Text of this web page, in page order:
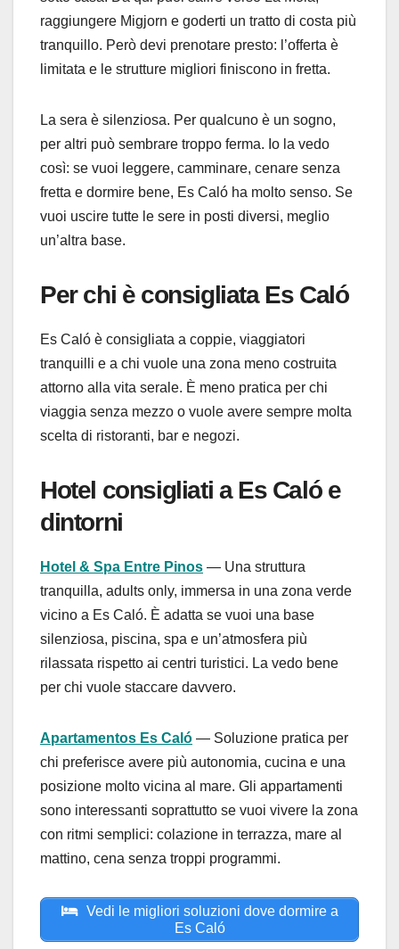
raggiungere Migjorn e goderti un tratto di costa più
tranquillo. Però devi prenotare presto: l’offerta è
limitata e le strutture migliori finiscono in fretta.
La sera è silenziosa. Per qualcuno è un sogno,
per altri può sembrare troppo ferma. Io la vedo
così: se vuoi leggere, camminare, cenare senza
fretta e dormire bene, Es Caló ha molto senso. Se
vuoi uscire tutte le sere in posti diversi, meglio
un’altra base.
Per chi è consigliata Es Caló
Es Caló è consigliata a coppie, viaggiatori
tranquilli e a chi vuole una zona meno costruita
attorno alla vita serale. È meno pratica per chi
viaggia senza mezzo o vuole avere sempre molta
scelta di ristoranti, bar e negozi.
Hotel consigliati a Es Caló e
dintorni
Hotel & Spa Entre Pinos — Una struttura
tranquilla, adults only, immersa in una zona verde
vicino a Es Caló. È adatta se vuoi una base
silenziosa, piscina, spa e un’atmosfera più
rilassata rispetto ai centri turistici. La vedo bene
per chi vuole staccare davvero.
Apartamentos Es Caló — Soluzione pratica per
chi preferisce avere più autonomia, cucina e una
posizione molto vicina al mare. Gli appartamenti
sono interessanti soprattutto se vuoi vivere la zona
con ritmi semplici: colazione in terrazza, mare al
mattino, cena senza troppi programmi.
Vedi le migliori soluzioni dove dormire a
Es Caló